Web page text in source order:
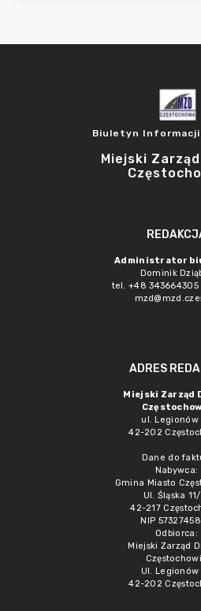
Biuletyn Informacji
Miejski
Administrator
Dominik
tel. +48 343664305
ADRES
Miejski Zarząd
ul. Legionów
42-202
Dane do
Nabywca:
Gmina Miasto
Ul. Śląska
42-217
NIP
Odbiorca:
Miejski Zarząd
Ul. Legionów
42-202